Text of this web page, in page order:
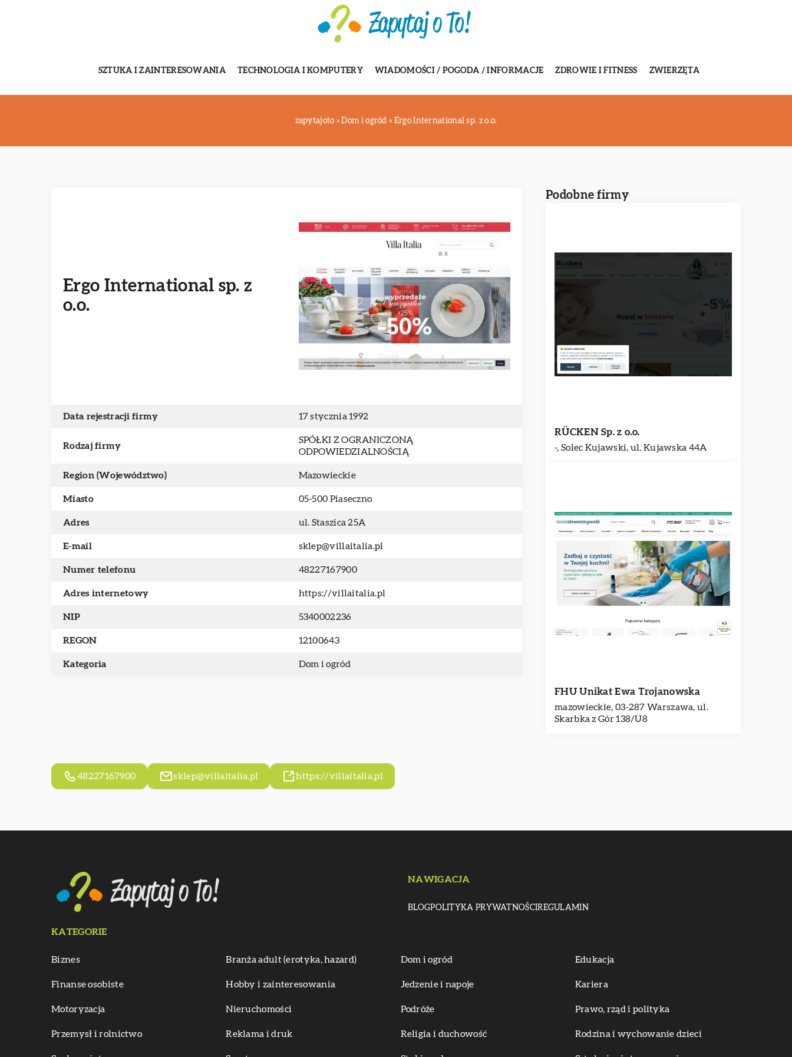
SZTUKA I ZAINTERESOWANIA TECHNOLOGIA I KOMPUTERY WIADOMOŚCI / POGODA / INFORMACJE ZDROWIE I FITNESS ZWIERZĘTA
zapytajoto »Dom i ogród » Ergo International sp. z o.o.
Ergo International sp. z
o.o.
Data rejestracji firmy 17 stycznia 1992
Rodzaj firmy
SPÓŁKI Z OGRANICZONĄ
ODPOWIEDZIALNOŚCIĄ
Region (Województwo) Mazowieckie
Miasto 05-500 Piaseczno
Adres ul. Staszica 25A
E-mail sklep@villaitalia.pl
Numer telefonu 48227167900
Adres internetowy https://villaitalia.pl
NIP 5340002236
REGON 12100643
Kategoria Dom i ogród
Podobne firmy
RÜCKEN Sp. z o.o.
-, Solec Kujawski, ul. Kujawska 44A
FHU Unikat Ewa Trojanowska
mazowieckie, 03-287 Warszawa, ul.
Skarbka z Gór 138/U8
48227167900 sklep@villaitalia.pl https://villaitalia.pl
NAWIGACJA
BLOGPOLITYKA PRYWATNOŚCIREGULAMIN
KATEGORIE
Biznes Branża adult (erotyka, hazard) Dom i ogród Edukacja
Finanse osobiste Hobby i zainteresowania Jedzenie i napoje Kariera
Motoryzacja Nieruchomości Podróże Prawo, rząd i polityka
Przemysł i rolnictwo Reklama i druk Religia i duchowość Rodzina i wychowanie dzieci